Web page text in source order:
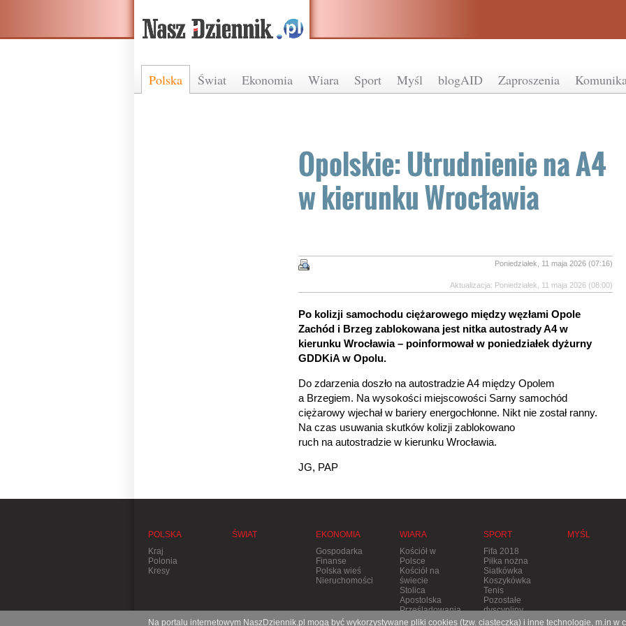
Polska Świat Ekonomia Wiara Sport Myśl blogAID Zaproszenia
Opolskie: Utrudnienie na A4
w kierunku Wrocławia
Poniedziałek, 11 maja 2026 (07:16)
Aktualizacja: Poniedziałek, 11 maja 2026 (08:00)
Po kolizji samochodu ciężarowego między węzłami Opole
Zachód i Brzeg zablokowana jest nitka autostrady A4 w
kierunku Wrocławia – poinformował w poniedziałek dyżurny
GDDKiA w Opolu.
Do zdarzenia doszło na autostradzie A4 między Opolem
a Brzegiem. Na wysokości miejscowości Sarny samochód
ciężarowy wjechał w bariery energochłonne. Nikt nie został ranny.
Na czas usuwania skutków kolizji zablokowano
ruch na autostradzie w kierunku Wrocławia.
JG, PAP
POLSKA
Kraj
Polonia
Kresy
ŚWIAT
EKONOMIA
Gospodarka
Finanse
Polska wieś
Nieruchomości
WIARA
Kościół w
Polsce
Kościół na
świecie
Stolica
Apostolska
Prześladowania
SPORT
Fifa 2018
Piłka nożna
Siatkówka
Koszykówka
Tenis
Pozostałe
dyscypliny
MYŚL
Na portalu internetowym NaszDziennik.pl mogą być wykorzystywane pliki cookies (tzw. ciasteczka) i inne technologie, m.in w